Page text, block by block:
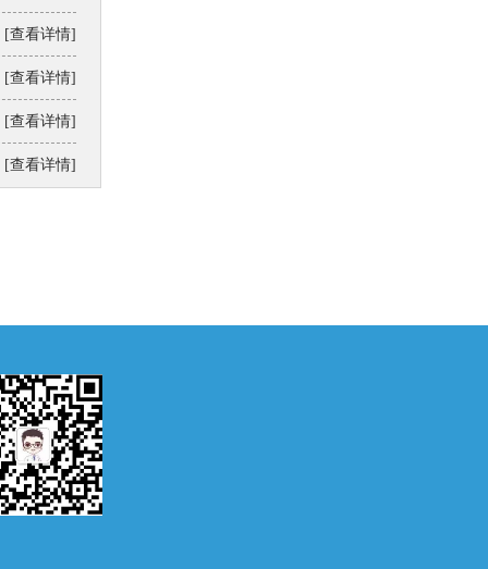
[查看详情]
[查看详情]
[查看详情]
[查看详情]